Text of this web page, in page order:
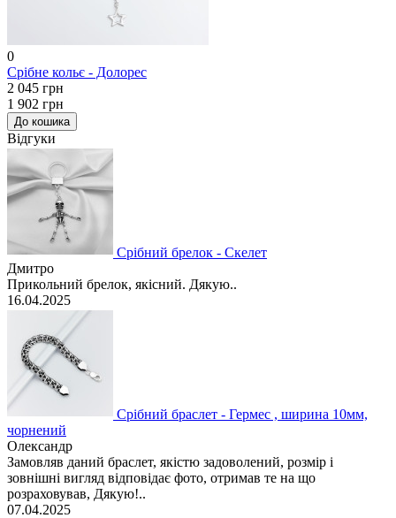
0
Срібне кольє - Долорес
2 045 грн
1 902 грн
До кошика
Відгуки
Срібний брелок - Скелет
Дмитро
Прикольний брелок, якісний. Дякую..
16.04.2025
Срібний браслет - Гермес , ширина 10мм,
чорнений
Олександр
Замовляв даний браслет, якістю задоволений, розмір і
зовнішні вигляд відповідає фото, отримав те на що
розраховував, Дякую!..
07.04.2025